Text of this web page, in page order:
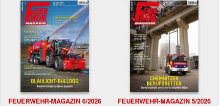
FEUERWEHR-MAGAZIN 6/2026 FEUERWEHR-MAGAZIN 5/2026